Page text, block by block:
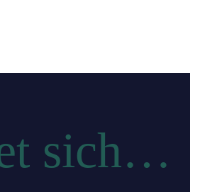
sich…